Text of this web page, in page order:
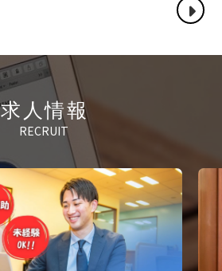
求人情報
RECRUIT